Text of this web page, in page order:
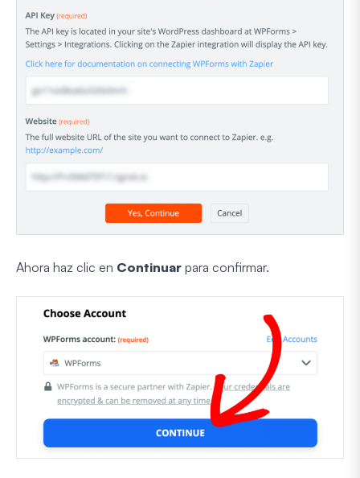
Ahora haz clic en Continuar para confirmar.